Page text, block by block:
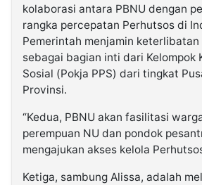
kolaborasi antara PBNU dengan
rangka percepatan Perhutsos di
Pemerintah menjamin keterlibatan
sebagai bagian inti dari Kelompok
Sosial (Pokja PPS) dari tingkat
Provinsi.
“Kedua, PBNU akan fasilitasi
perempuan NU dan pondok
mengajukan akses kelola
Ketiga, sambung Alissa, adalah